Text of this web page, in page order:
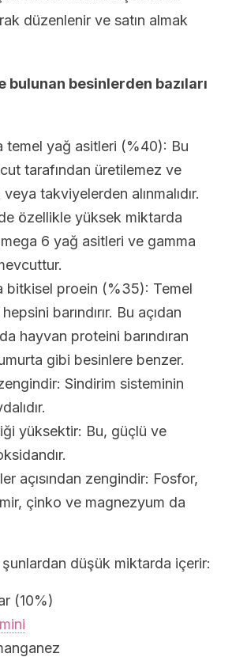
düzenlenir ve satın almak
bulunan besinlerden bazıları
temel yağ asitleri (%40): Bu
tarafından üretilemez ve
takviyelerden alınmalıdır.
özellikle yüksek miktarda
6 yağ asitleri ve gamma
bitkisel proein (%35): Temel
barındırır. Bu açıdan
hayvan proteini barındıran
gibi besinlere benzer.
Sindirim sisteminin
yüksektir: Bu, güçlü ve
açısından zengindir: Fosfor,
çinko ve magnezyum da
şunlardan düşük miktarda içerir:
(10%)